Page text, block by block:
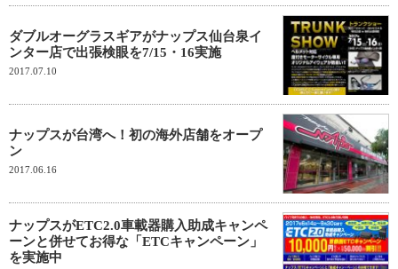
ダブルオーグラスギアがナップス仙台泉イ
ンター店で出張検眼を7/15・16実施
2017.07.10
ナップスが台湾へ！初の海外店舗をオープ
ン
2017.06.16
ナップスがETC2.0車載器購入助成キャンペ
ーンと併せてお得な「ETCキャンペーン」
を実施中